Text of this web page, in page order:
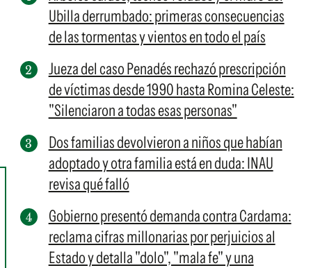
Ubilla derrumbado: primeras consecuencias
de las tormentas y vientos en todo el país
Jueza del caso Penadés rechazó prescripción
de víctimas desde 1990 hasta Romina Celeste:
"Silenciaron a todas esas personas"
Dos familias devolvieron a niños que habían
adoptado y otra familia está en duda: INAU
revisa qué falló
Gobierno presentó demanda contra Cardama:
reclama cifras millonarias por perjuicios al
Estado y detalla "dolo", "mala fe" y una